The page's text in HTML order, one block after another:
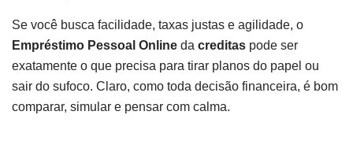
Se você busca facilidade, taxas justas e agilidade, o
Empréstimo Pessoal Online da creditas pode ser
exatamente o que precisa para tirar planos do papel ou
sair do sufoco. Claro, como toda decisão financeira, é bom
comparar, simular e pensar com calma.